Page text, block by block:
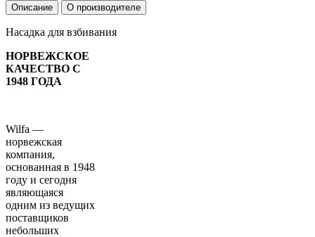
Описание О производителе
Насадка для взбивания
НОРВЕЖСКОЕ
КАЧЕСТВО С
1948 ГОДА
Wilfa —
норвежская
компания,
основанная в 1948
году и сегодня
являющаяся
одним из ведущих
поставщиков
небольших